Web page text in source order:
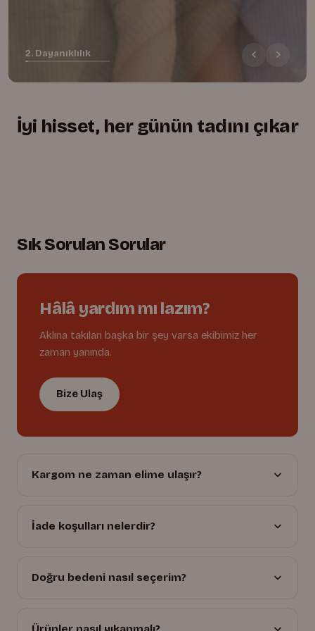
2. Dayanıklılık
İyi hisset, her günün tadını çıkar
+
Sık Sorulan Sorular
Hâlâ yardım mı lazım?
Aklına takılan başka bir şey varsa ekibimiz her
zaman yanında.
Bize Ulaş
Kargom ne zaman elime ulaşır?
İade koşulları nelerdir?
Doğru bedeni nasıl seçerim?